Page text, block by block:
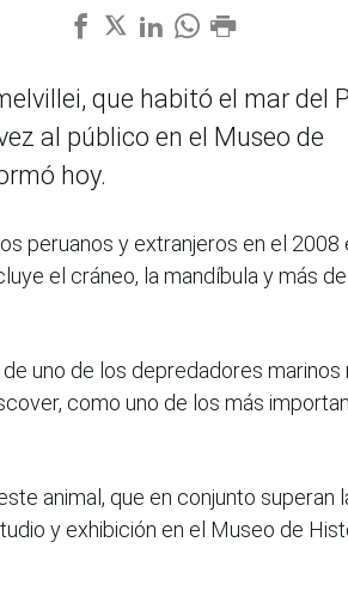
que habitó el mar del
al público en el Museo de
hoy.
peruanos y extranjeros en el 2008
el cráneo, la mandíbula y más
uno de los depredadores marinos
como uno de los más
animal, que en conjunto superan
y exhibición en el Museo de